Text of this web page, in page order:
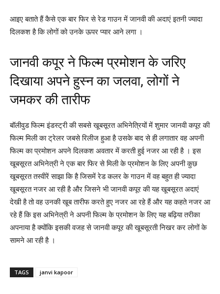
आइए बताते हैं कैसे एक बार फिर से रेड गाउन में जानवी की अदाएं इतनी ज्यादा
दिलकश है कि लोगों को उनके ऊपर प्यार आने लगा ।
जानवी कपूर ने फिल्म प्रमोशन के जरिए
दिखाया अपने हुस्न का जलवा, लोगों ने
जमकर की तारीफ
बॉलीवुड फिल्म इंडस्ट्री की सबसे खूबसूरत अभिनेत्रियों में शुमार जानवी कपूर की
फिल्म मिली का ट्रेलर जबसे रिलीज हुआ है उसके बाद से ही लगातार वह अपनी
फिल्म का प्रमोशन अपने दिलकश अवतार में करती हुई नजर आ रही है । इस
खूबसूरत अभिनेत्री ने एक बार फिर से मिली के प्रमोशन के लिए अपनी कुछ
खूबसूरत तस्वीरें साझा कि है जिसमें रेड कलर के गाउन में वह बहुत ही ज्यादा
खूबसूरत नजर आ रही है और जिसने भी जानवी कपूर की यह खूबसूरत अदाएं
देखी है तो वह उनकी खूब तारीफ करते हुए नजर आ रहे हैं और यह कहते नजर आ
रहे हैं कि इस अभिनेत्री ने अपनी फिल्म के प्रमोशन के लिए यह बढ़िया तरीका
अपनाया है क्योंकि इसकी वजह से जानवी कपूर की खूबसूरती निखर कर लोगों के
सामने आ रही है ।
TAGS janvi kapoor